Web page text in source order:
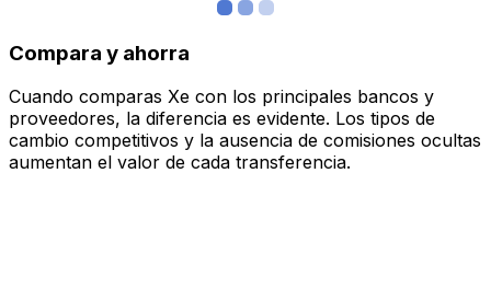
Compara y ahorra
Cuando comparas Xe con los principales bancos y
proveedores, la diferencia es evidente. Los tipos de
cambio competitivos y la ausencia de comisiones ocultas
aumentan el valor de cada transferencia.